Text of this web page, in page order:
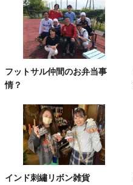
フットサル仲間のお弁当事
情？
インド刺繡リボン雑貨